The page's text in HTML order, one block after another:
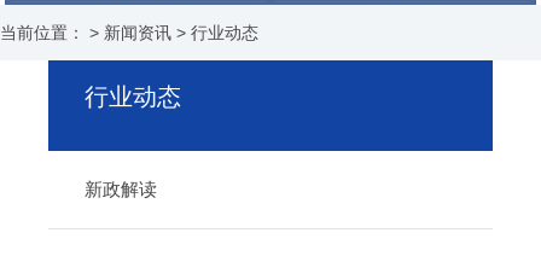
当前位置： > 新闻资讯 > 行业动态
行业动态
新政解读